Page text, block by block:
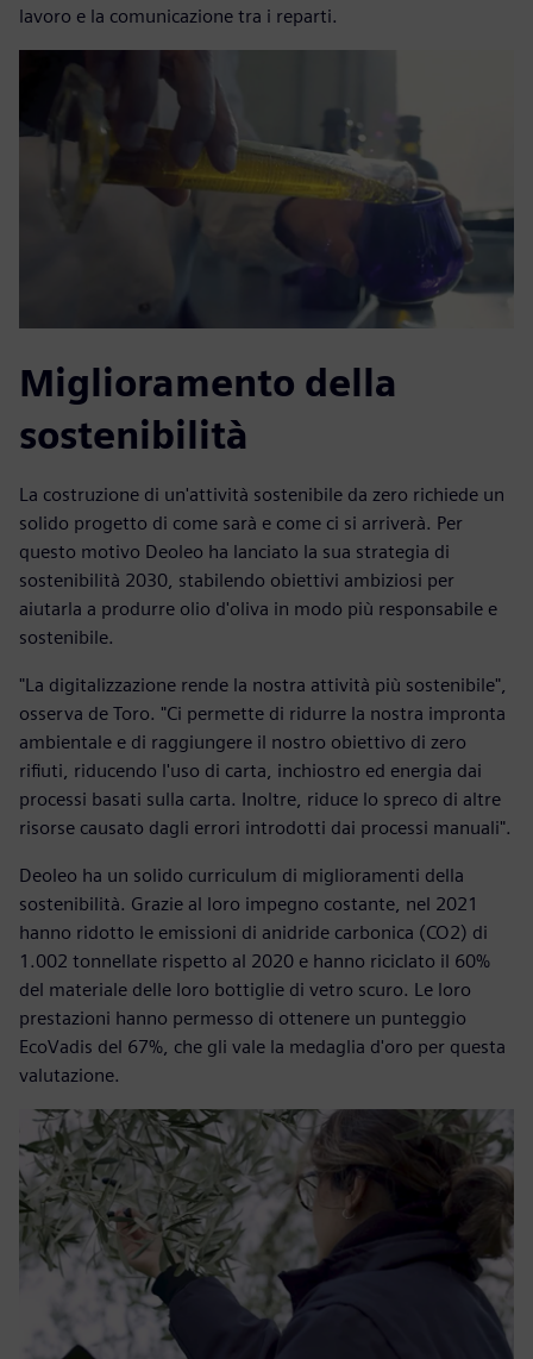
lavoro e la comunicazione tra i reparti.
Miglioramento della
sostenibilità
La costruzione di un'attività sostenibile da zero richiede un
solido progetto di come sarà e come ci si arriverà. Per
questo motivo Deoleo ha lanciato la sua strategia di
sostenibilità 2030, stabilendo obiettivi ambiziosi per
aiutarla a produrre olio d'oliva in modo più responsabile e
sostenibile.
"La digitalizzazione rende la nostra attività più sostenibile",
osserva de Toro. "Ci permette di ridurre la nostra impronta
ambientale e di raggiungere il nostro obiettivo di zero
rifiuti, riducendo l'uso di carta, inchiostro ed energia dai
processi basati sulla carta. Inoltre, riduce lo spreco di altre
risorse causato dagli errori introdotti dai processi manuali".
Deoleo ha un solido curriculum di miglioramenti della
sostenibilità. Grazie al loro impegno costante, nel 2021
hanno ridotto le emissioni di anidride carbonica (CO2) di
1.002 tonnellate rispetto al 2020 e hanno riciclato il 60%
del materiale delle loro bottiglie di vetro scuro. Le loro
prestazioni hanno permesso di ottenere un punteggio
EcoVadis del 67%, che gli vale la medaglia d'oro per questa
valutazione.